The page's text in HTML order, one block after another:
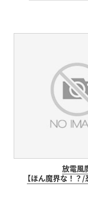
放電風
【ほん魔界な！？/